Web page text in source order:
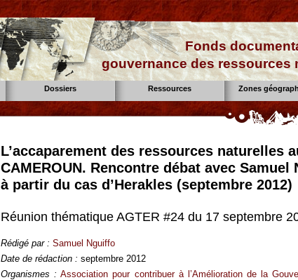
Fonds
gouvernance des ressources
Dossiers Ressources Zones
L’accaparement des ressources naturelles
CAMEROUN. Rencontre débat avec Samuel
à partir du cas d’Herakles (septembre 2012)
Réunion thématique AGTER #24 du 17 septembre
Rédigé par : Samuel Nguiffo
Date de rédaction : septembre 2012
Organismes : Association pour contribuer à l’Amélioration de la